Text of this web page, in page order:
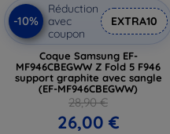
-10%
Réduction
avec
coupon
EXTRA10
Coque Samsung EF-
MF946CBEGWW Z Fold 5 F946
support graphite avec sangle
(EF-MF946CBEGWW)
28,90 €
26,00 €